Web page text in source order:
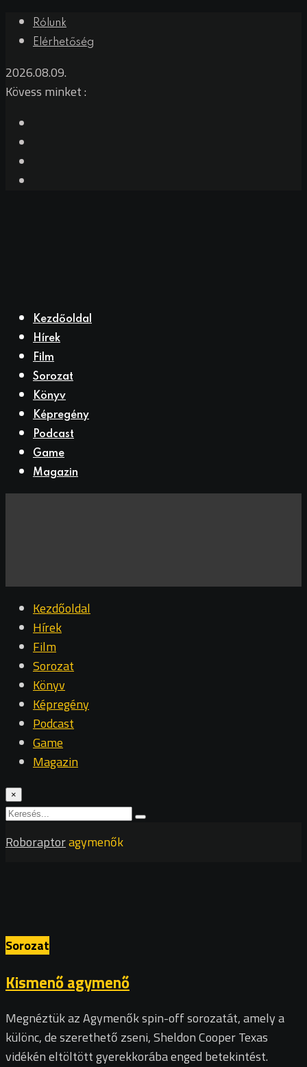
Skip
Rólunk
Elérhetőség
2026.08.09.
Kövess minket :
Kezdőoldal
Hírek
Film
Sorozat
Könyv
Képregény
Podcast
Game
Magazin
Kezdőoldal
Hírek
Film
Sorozat
Könyv
Képregény
Podcast
Game
Magazin
×
Roboraptoragymenők
Sorozat
Kismenő agymenő
Megnéztük az Agymenők spin-off sorozatát, amely a
különc, de szerethető zseni, Sheldon Cooper Texas
vidékén eltöltött gyerekkorába enged betekintést.